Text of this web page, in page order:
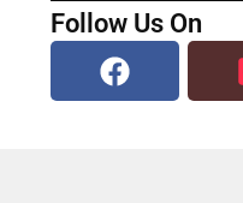
Follow Us On
Facebook